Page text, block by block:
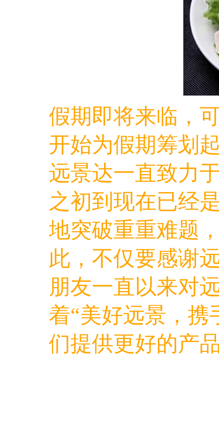
假期即将来临，
开始为假期筹划
远景达一直致力
之初到现在已经
地突破重重难题
此，不仅要感谢
朋友一直以来对
着“美好远景，携
们提供更好的产